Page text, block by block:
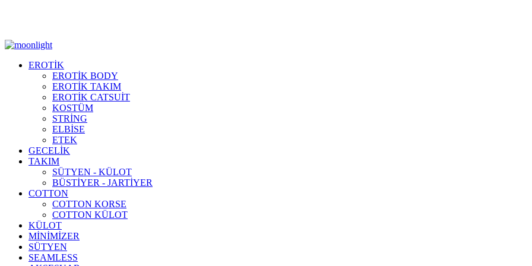
EROTİK
EROTİK BODY
EROTİK TAKIM
EROTİK CATSUİT
KOSTÜM
STRİNG
ELBİSE
ETEK
GECELİK
TAKIM
SÜTYEN - KÜLOT
BÜSTİYER - JARTİYER
COTTON
COTTON KORSE
COTTON KÜLOT
KÜLOT
MİNİMİZER
SÜTYEN
SEAMLESS